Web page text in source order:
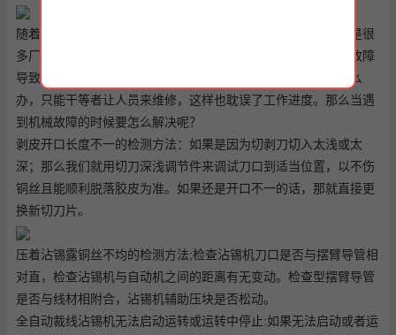
随着科学技术的发展，全自动沾锡机已经开始广泛的使用。但是很
多厂家在使用的时候经常会遇到一些问题或者机械设备出现了故障
导致影响工作效率。很多在遇到机械故障的时候也不知道该怎么
办，只能干等者让人员来维修，这样也耽误了工作进度。那么当遇
到机械故障的时候要怎么解决呢？
剥皮开口长度不一的检测方法：如果是因为切剥刀切入太浅或太
深；那么我们就用切刀深浅调节件来调试刀口到适当位置，以不伤
铜丝且能顺利脱落胶皮为准。如果还是开口不一的话，那就直接更
换新切刀片。
压着沾锡露铜丝不均的检测方法;检查沾锡机刀口是否与摆臂导管相
对直，检查沾锡机与自动机之间的距离有无变动。检查型摆臂导管
是否与线材相附合，沾锡机辅助压块是否松动。
全自动裁线沾锡机无法启动运转或运转中停止:如果无法启动或者运